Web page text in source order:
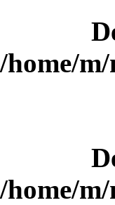
/home/
/home/